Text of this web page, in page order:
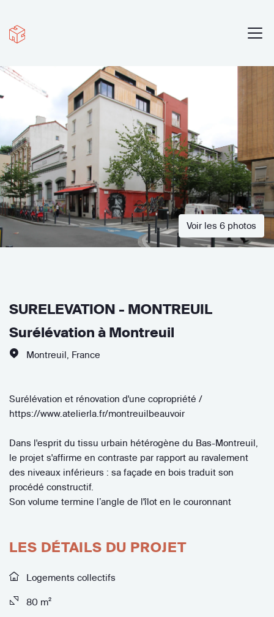
Voir les 6 photos
SURELEVATION - MONTREUIL
Surélévation à Montreuil
Montreuil France
Surélévation et rénovation d'une copropriété /
https://www.atelierla.fr/montreuilbeauvoir
Dans l'esprit du tissu urbain hétérogène du Bas-Montreuil,
le projet s'affirme en contraste par rapport au ravalement
des niveaux inférieurs : sa façade en bois traduit son
procédé constructif.
Son volume termine l’angle de l'îlot en le couronnant
LES DÉTAILS DU PROJET
Logements collectifs
80 m²